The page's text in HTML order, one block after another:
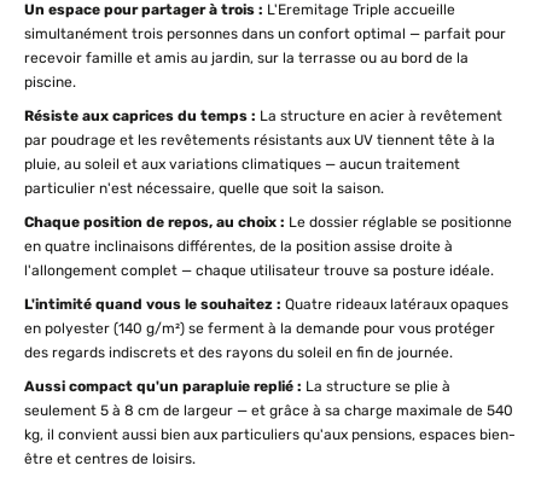
Un espace pour partager à trois : L'Eremitage Triple accueille
simultanément trois personnes dans un confort optimal — parfait pour
recevoir famille et amis au jardin, sur la terrasse ou au bord de la
piscine.
Résiste aux caprices du temps : La structure en acier à revêtement
par poudrage et les revêtements résistants aux UV tiennent tête à la
pluie, au soleil et aux variations climatiques — aucun traitement
particulier n'est nécessaire, quelle que soit la saison.
Chaque position de repos, au choix : Le dossier réglable se positionne
en quatre inclinaisons différentes, de la position assise droite à
l'allongement complet — chaque utilisateur trouve sa posture idéale.
L'intimité quand vous le souhaitez : Quatre rideaux latéraux opaques
en polyester (140 g/m²) se ferment à la demande pour vous protéger
des regards indiscrets et des rayons du soleil en fin de journée.
Aussi compact qu'un parapluie replié : La structure se plie à
seulement 5 à 8 cm de largeur — et grâce à sa charge maximale de 540
kg, il convient aussi bien aux particuliers qu'aux pensions, espaces bien-
être et centres de loisirs.